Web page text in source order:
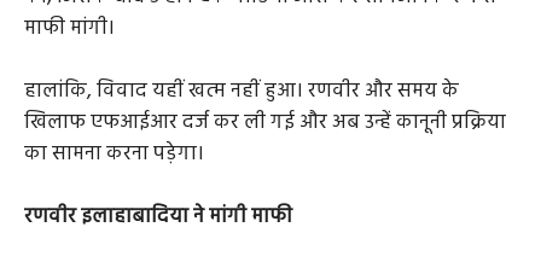
माफी मांगी।
हालांकि, विवाद यहीं खत्म नहीं हुआ। रणवीर और समय के
खिलाफ एफआईआर दर्ज कर ली गई और अब उन्हें कानूनी प्रक्रिया
का सामना करना पड़ेगा।
रणवीर इलाहाबादिया ने मांगी माफी